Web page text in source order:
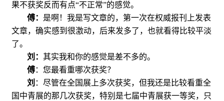
果不获奖反而有点“不正常”的感觉。
傅： 是啊！我是写文章的，第一次在权威报刊上发表
文章，确实感到很激动，后来发多了，也就看得比较平淡
了。
刘：其实我和你的感觉是差不多的。
傅：您最看重哪次获奖？
刘 ：尽管在全国展上多次获奖，但我还是比较看重全
国中青展的那几次获奖，特别是七届中青展获一等奖，只